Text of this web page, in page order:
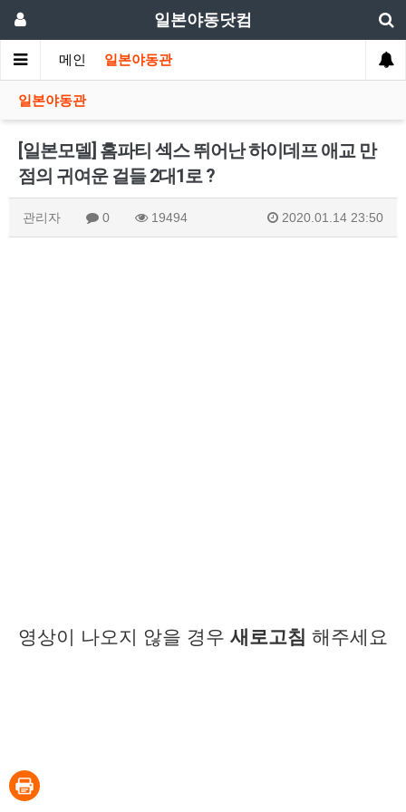
일본야동닷컴
메인 일본야동관
일본야동관
[일본모델] 홈파티 섹스 뛰어난 하이데프 애교 만
점의 귀여운 걸들 2대1로 ?
관리자 0 19494 2020.01.14 23:50
영상이 나오지 않을 경우 새로고침 해주세요